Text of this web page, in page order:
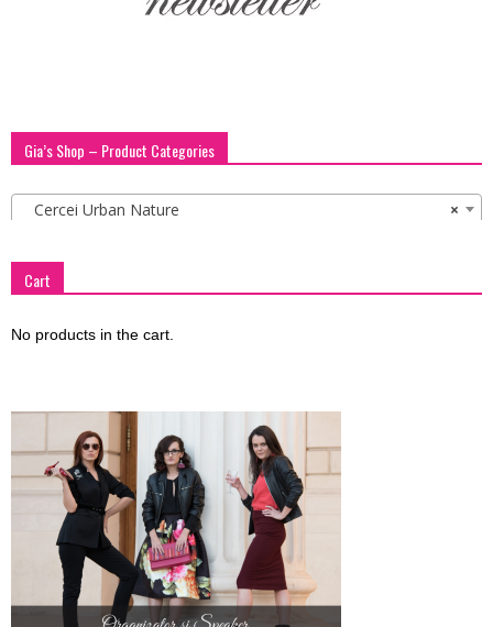
Gia’s Shop – Product Categories
×
Cercei Urban Nature
Cart
No products in the cart.